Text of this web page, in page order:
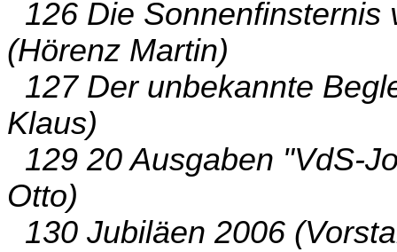
126 Die Sonnenfinsternis
(Hörenz Martin)
127 Der unbekannte
Klaus)
129 20 Ausgaben "VdS-
Otto)
130 Jubiläen 2006